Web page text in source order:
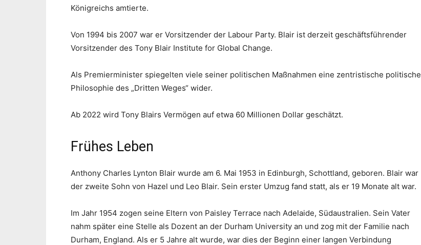
Königreichs amtierte.
Von 1994 bis 2007 war er Vorsitzender der Labour Party. Blair ist derzeit geschäftsführender
Vorsitzender des Tony Blair Institute for Global Change.
Als Premierminister spiegelten viele seiner politischen Maßnahmen eine zentristische politische
Philosophie des „Dritten Weges“ wider.
Ab 2022 wird Tony Blairs Vermögen auf etwa 60 Millionen Dollar geschätzt.
Frühes Leben
Anthony Charles Lynton Blair wurde am 6. Mai 1953 in Edinburgh, Schottland, geboren. Blair war
der zweite Sohn von Hazel und Leo Blair. Sein erster Umzug fand statt, als er 19 Monate alt war.
Im Jahr 1954 zogen seine Eltern von Paisley Terrace nach Adelaide, Südaustralien. Sein Vater
nahm später eine Stelle als Dozent an der Durham University an und zog mit der Familie nach
Durham, England. Als er 5 Jahre alt wurde, war dies der Beginn einer langen Verbindung